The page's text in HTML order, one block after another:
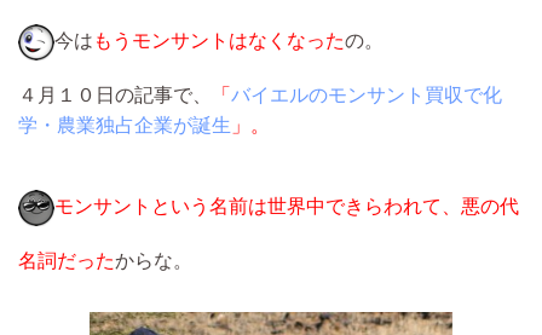
今は もうモンサントはなくなったの。
４月１０日の記事で、 「 バイエルのモンサント買収で化
学・農業独占企業が誕生 」。
モンサントという名前は世界中できらわれて、悪の代
名詞だったからな。